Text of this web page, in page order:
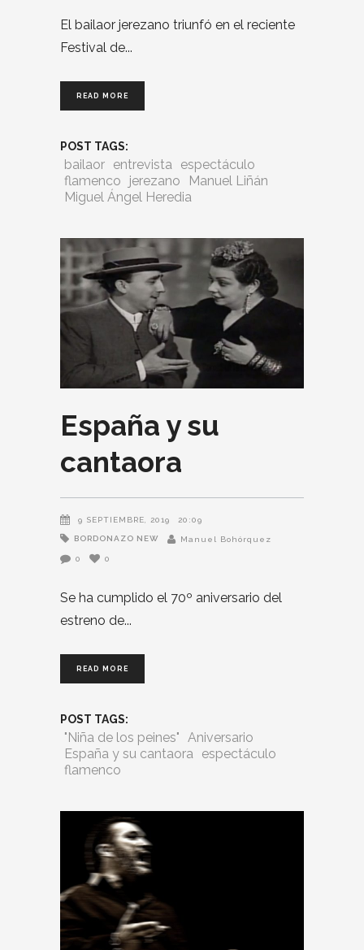
El bailaor jerezano triunfó en el reciente
Festival de
READ MORE
POST TAGS:
bailaor entrevista espectáculo
flamenco
jerezano
Manuel Liñán
Miguel Ángel Heredia
España y su
cantaora
9 SEPTIEMBRE, 2019 20:09
BORDONAZO NEW Manuel Bohórquez
0 0
Se ha cumplido el 70º aniversario del
estreno de
READ MORE
POST TAGS:
"Niña de los peines"
Aniversario
España y su cantaora
espectáculo
flamenco